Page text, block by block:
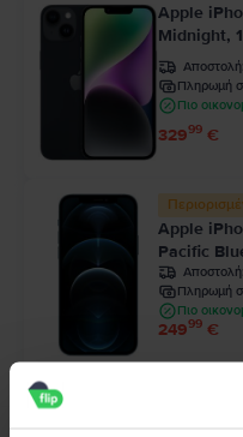
Apple
Midnight,
Αποστολή:
Πληρωμή
Πιο
32999 €
Apple
Pacific
Αποστολή:
Πληρωμή
Πιο
24999 €